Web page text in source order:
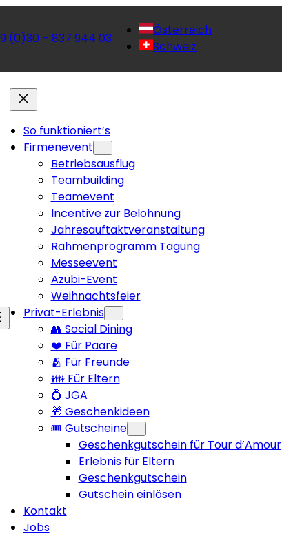
(0)30 – 837 944 03
Österreich
Schweiz
So funktioniert’s
Firmenevent
Betriebsausflug
Teambuilding
Teamevent
Incentive zur Belohnung
Jahresauftaktveranstaltung
Rahmenprogramm Tagung
Messeevent
Azubi-Event
Weihnachtsfeier
Privat-Erlebnis
👥 Social Dining
❤️ Für Paare
🫂 Für Freunde
👪 Für Eltern
💍 JGA
🎁 Geschenkideen
🎟️ Gutscheine
Geschenkgutschein für Tour d’Amour
Erlebnis für Eltern
Geschenkgutschein
Gutschein einlösen
Kontakt
Jobs